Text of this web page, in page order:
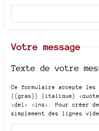
Votre message
Texte de votre
Ce formulaire accepte les
{{gras}} {italique}
<del> <ins>
. Pour créer
simplement des lignes